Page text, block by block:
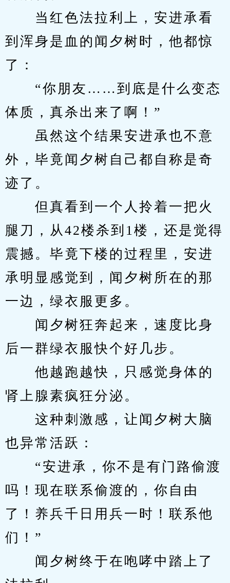
当红色法拉利上，安进承看
到浑身是血的闻夕树时，他都惊
了：
“你朋友……到底是什么变态
体质，真杀出来了啊！”
虽然这个结果安进承也不意
外，毕竟闻夕树自己都自称是奇
迹了。
但真看到一个人拎着一把火
腿刀，从42楼杀到1楼，还是觉得
震撼。毕竟下楼的过程里，安进
承明显感觉到，闻夕树所在的那
一边，绿衣服更多。
闻夕树狂奔起来，速度比身
后一群绿衣服快个好几步。
他越跑越快，只感觉身体的
肾上腺素疯狂分泌。
这种刺激感，让闻夕树大脑
也异常活跃：
“安进承，你不是有门路偷渡
吗！现在联系偷渡的，你自由
了！养兵千日用兵一时！联系他
们！”
闻夕树终于在咆哮中踏上了